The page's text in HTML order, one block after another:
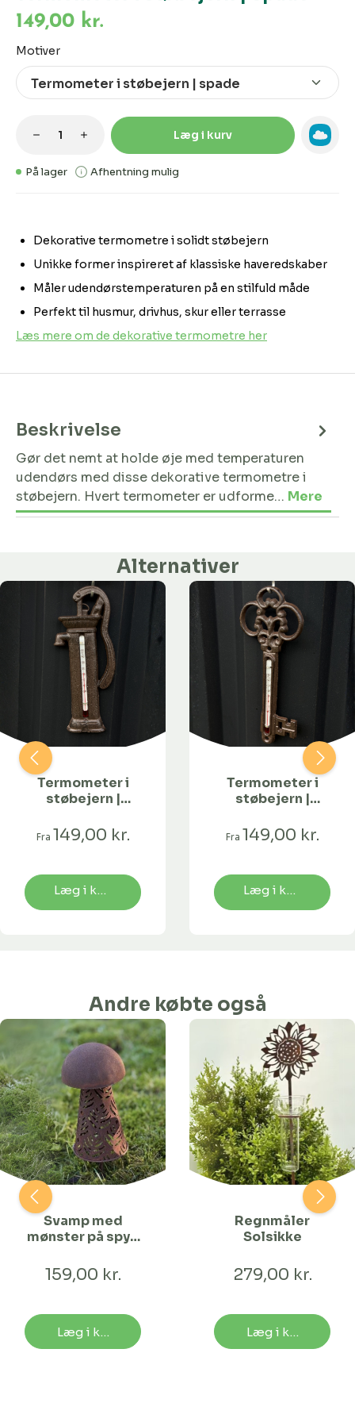
Dekorative termometre i solidt støbejern
Unikke former inspireret af klassiske haveredskaber
Måler udendørstemperaturen på en stilfuld måde
Perfekt til husmur, drivhus, skur eller terrasse
Læs mere om de dekorative termometre her
149,00 kr.
På lager Afhentning mulig
Vælg
Motiver
Produktmængde: Indtast den
Læg i kurv
Beskrivelse
Gør det nemt at holde øje med temperaturen
udendørs med disse dekorative termometre i
støbejern. Hvert termometer er udforme… Mere
Alternativer
Termometer i
støbejern |
Fra 149,00 kr.
Læg i kurv
Termometer i
støbejern |
Fra 149,00 kr.
Læg i kurv
Andre købte også
Svamp med
mønster på spyd
159,00 kr.
Læg i kurv
Regnmåler
Solsikke
279,00 kr.
Læg i kurv